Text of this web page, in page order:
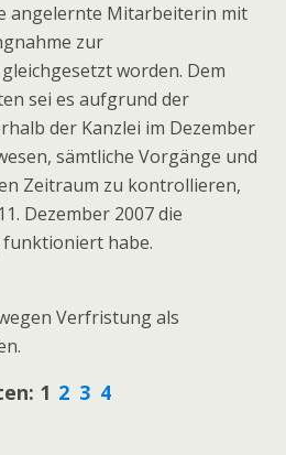
angelernte Mitarbeiterin mit
zur
worden. Dem
sei es aufgrund der
der Kanzlei im Dezember
sämtliche Vorgänge und
Zeitraum zu kontrollieren,
Dezember 2007 die
habe.
Verfristung als
1 2 3 4